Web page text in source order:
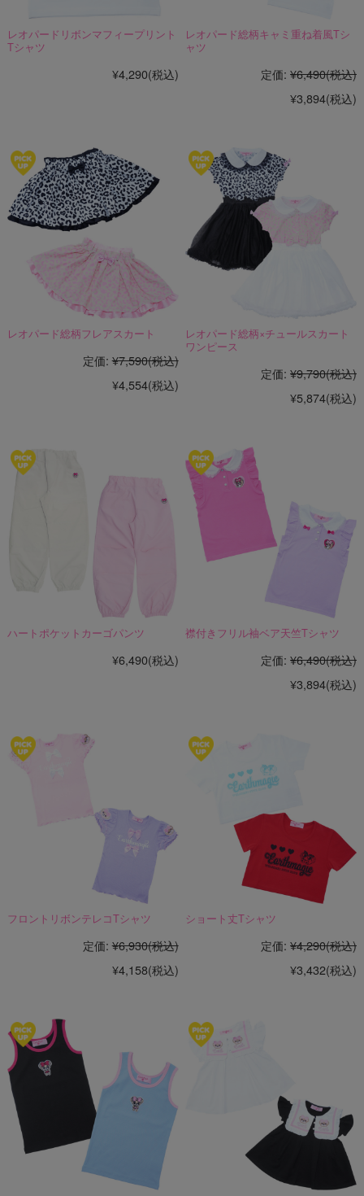
レオパードリボンマフィープリント
Tシャツ
¥4,290(税込)
レオパード総柄キャミ重ね着風Tシ
ャツ
定価: ¥6,490(税込)
¥3,894(税込)
レオパード総柄フレアスカート
定価: ¥7,590(税込)
¥4,554(税込)
レオパード総柄×チュールスカート
ワンピース
定価: ¥9,790(税込)
¥5,874(税込)
ハートポケットカーゴパンツ
¥6,490(税込)
襟付きフリル袖ベア天竺Tシャツ
定価: ¥6,490(税込)
¥3,894(税込)
フロントリボンテレコTシャツ
定価: ¥6,930(税込)
¥4,158(税込)
ショート丈Tシャツ
定価: ¥4,290(税込)
¥3,432(税込)